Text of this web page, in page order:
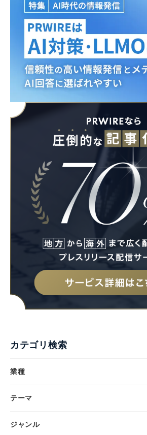
カテゴリ検索
業種
テーマ
ジャンル